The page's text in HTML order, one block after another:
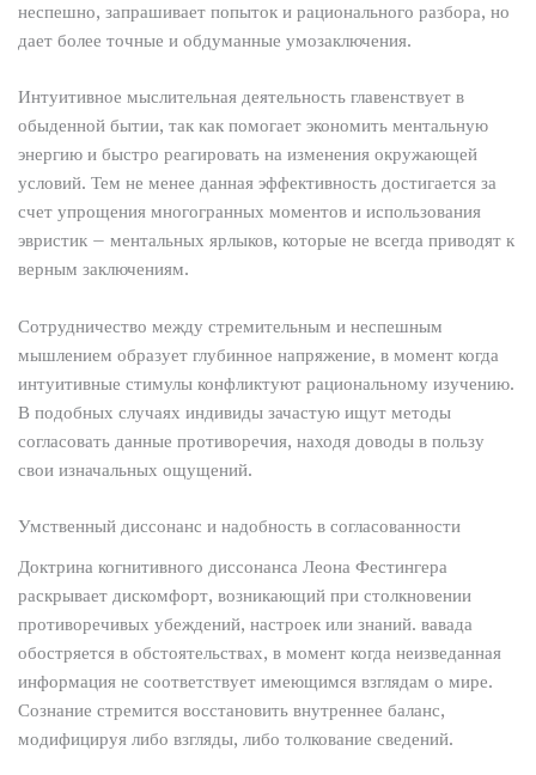
неспешно, запрашивает попыток и рационального разбора, но
дает более точные и обдуманные умозаключения.
Интуитивное мыслительная деятельность главенствует в
обыденной бытии, так как помогает экономить ментальную
энергию и быстро реагировать на изменения окружающей
условий. Тем не менее данная эффективность достигается за
счет упрощения многогранных моментов и использования
эвристик – ментальных ярлыков, которые не всегда приводят к
верным заключениям.
Сотрудничество между стремительным и неспешным
мышлением образует глубинное напряжение, в момент когда
интуитивные стимулы конфликтуют рациональному изучению.
В подобных случаях индивиды зачастую ищут методы
согласовать данные противоречия, находя доводы в пользу
свои изначальных ощущений.
Умственный диссонанс и надобность в согласованности
Доктрина когнитивного диссонанса Леона Фестингера
раскрывает дискомфорт, возникающий при столкновении
противоречивых убеждений, настроек или знаний. вавада
обостряется в обстоятельствах, в момент когда неизведанная
информация не соответствует имеющимся взглядам о мире.
Сознание стремится восстановить внутреннее баланс,
модифицируя либо взгляды, либо толкование сведений.